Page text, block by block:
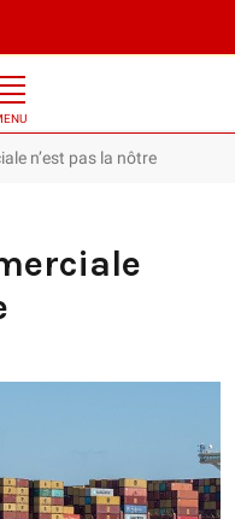
n’est pas la nôtre